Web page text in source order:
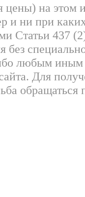
на этом
и ни при
Статьи 437
без
любым
Для